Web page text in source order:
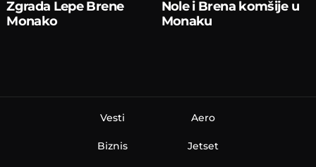
Zgrada Lepe Brene
Monako
Nole i Brena komšije u
Monaku
Vesti
Biznis
Aero
Jetset